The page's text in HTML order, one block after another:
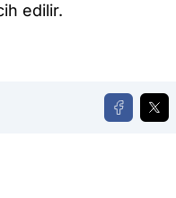
edilir.